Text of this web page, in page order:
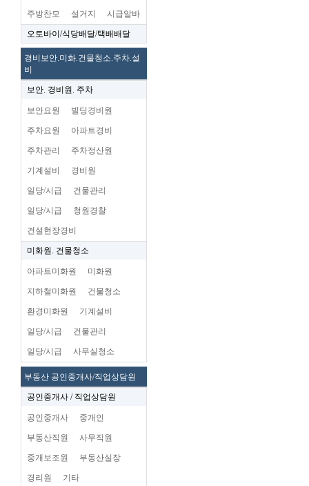
주방찬모 설거지 시급알바
오토바이/식당배달/택배배달
경비보안.미화.건물청소.주차.설
비
보안. 경비원. 주차
보안요원 빌딩경비원
주차요원 아파트경비
주차관리 주차정산원
기계설비 경비원
일당/시급 건물관리
일당/시급 청원경찰
건설현장경비
미화원. 건물청소
아파트미화원 미화원
지하철미화원 건물청소
환경미화원 기계설비
일당/시급 건물관리
일당/시급 사무실청소
부동산 공인중개사/직업상담원
공인중개사 / 직업상담원
공인중개사 중개인
부동산직원 사무직원
중개보조원 부동산실장
경리원 기타